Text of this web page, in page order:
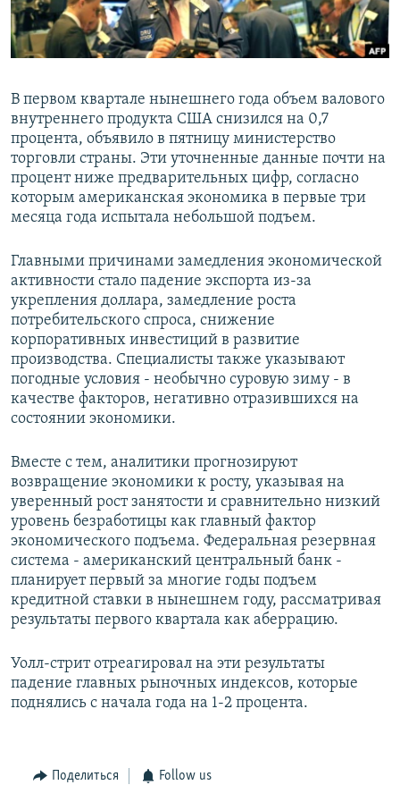
В первом квартале нынешнего года объем валового
внутреннего продукта США снизился на 0,7
процента, объявило в пятницу министерство
торговли страны. Эти уточненные данные почти на
процент ниже предварительных цифр, согласно
которым американская экономика в первые три
месяца года испытала небольшой подъем.
Главными причинами замедления экономической
активности стало падение экспорта из-за
укрепления доллара, замедление роста
потребительского спроса, снижение
корпоративных инвестиций в развитие
производства. Специалисты также указывают
погодные условия - необычно суровую зиму - в
качестве факторов, негативно отразившихся на
состоянии экономики.
Вместе с тем, аналитики прогнозируют
возвращение экономики к росту, указывая на
уверенный рост занятости и сравнительно низкий
уровень безработицы как главный фактор
экономического подъема. Федеральная резервная
система - американский центральный банк -
планирует первый за многие годы подъем
кредитной ставки в нынешнем году, рассматривая
результаты первого квартала как аберрацию.
Уолл-стрит отреагировал на эти результаты
падение главных рыночных индексов, которые
поднялись с начала года на 1-2 процента.
Поделиться Follow us